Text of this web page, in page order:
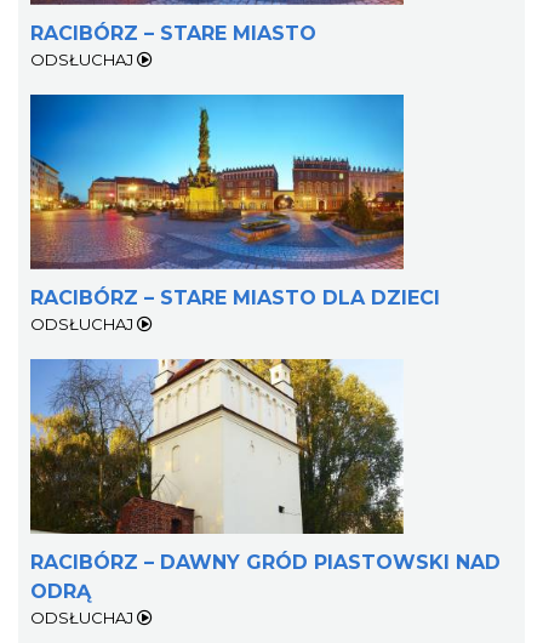
RACIBÓRZ – STARE MIASTO
ODSŁUCHAJ
RACIBÓRZ – STARE MIASTO DLA DZIECI
ODSŁUCHAJ
RACIBÓRZ – DAWNY GRÓD PIASTOWSKI NAD
ODRĄ
ODSŁUCHAJ